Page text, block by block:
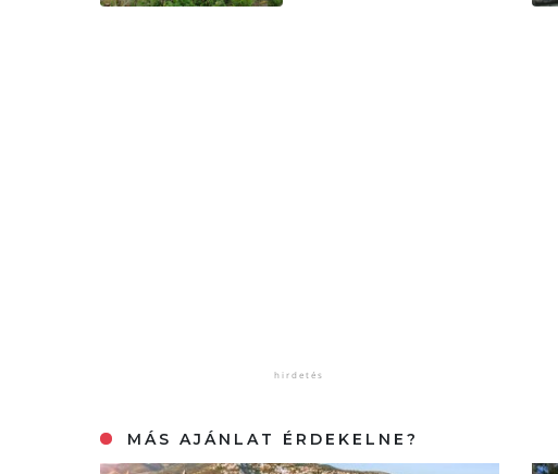
MÁS AJÁNLAT ÉRDEKELNE?